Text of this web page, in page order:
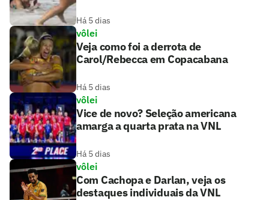
Há 5 dias
vôlei
Veja como foi a derrota de
Carol/Rebecca em Copacabana
Há 5 dias
vôlei
Vice de novo? Seleção americana
amarga a quarta prata na VNL
Há 5 dias
vôlei
Com Cachopa e Darlan, veja os
destaques individuais da VNL